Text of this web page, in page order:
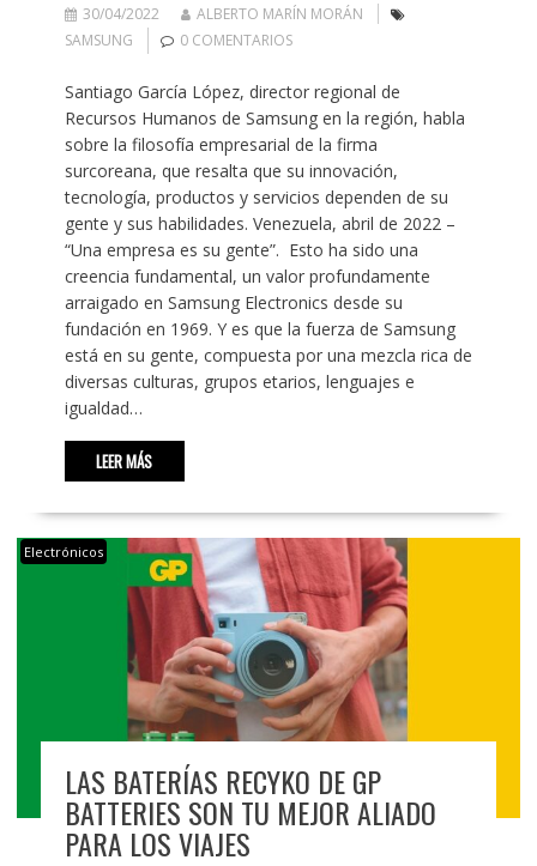
30/04/2022
ALBERTO MARÍN MORÁN
SAMSUNG
0 COMENTARIOS
Santiago García López, director regional de
Recursos Humanos de Samsung en la región, habla
sobre la filosofía empresarial de la firma
surcoreana, que resalta que su innovación,
tecnología, productos y servicios dependen de su
gente y sus habilidades. Venezuela, abril de 2022 –
“Una empresa es su gente”. Esto ha sido una
creencia fundamental, un valor profundamente
arraigado en Samsung Electronics desde su
fundación en 1969. Y es que la fuerza de Samsung
está en su gente, compuesta por una mezcla rica de
diversas culturas, grupos etarios, lenguajes e
igualdad…
LEER MÁS
Electrónicos
LAS BATERÍAS RECYKO DE GP
BATTERIES SON TU MEJOR ALIADO
PARA LOS VIAJES